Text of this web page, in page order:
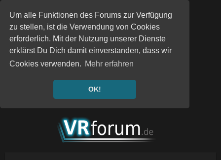
Um alle Funktionen des Forums zur Verfügung
zu stellen, ist die Verwendung von Cookies
erforderlich. Mit der Nutzung unserer Dienste
erklärst Du Dich damit einverstanden, dass wir
Cookies verwenden. Mehr erfahren
OK!